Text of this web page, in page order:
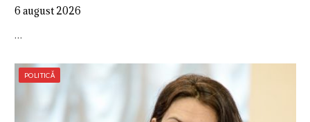
6 august 2026
…
POLITICĂ